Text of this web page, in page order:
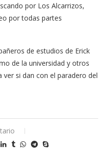
por Los Alcarrizos,
por todas partes
de estudios de Erick
de la universidad y otros
si dan con el paradero del